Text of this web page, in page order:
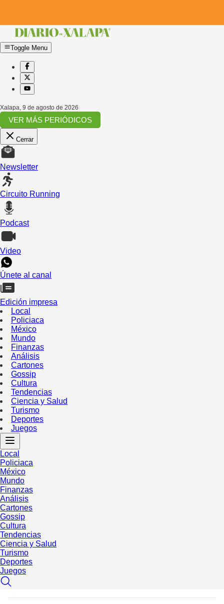
Toggle Menu
Xalapa, 9 de agosto de 2026
VER MÁS PERIÓDICOS
Cerrar
Newsletter
Circuito Running
Podcast
Video
Únete al canal
Edición impresa
Local
Policiaca
México
Mundo
Finanzas
Análisis
Cartones
Gossip
Cultura
Tendencias
Ciencia y Salud
Turismo
Deportes
Juegos
Local
Policiaca
México
Mundo
Finanzas
Análisis
Cartones
Gossip
Cultura
Tendencias
Ciencia y Salud
Turismo
Deportes
Juegos